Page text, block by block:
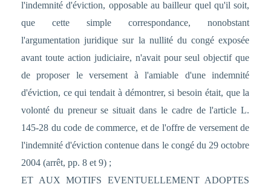
l'indemnité d'éviction, opposable au bailleur quel qu'il soit,
que cette simple correspondance, nonobstant
l'argumentation juridique sur la nullité du congé exposée
avant toute action judiciaire, n'avait pour seul objectif que
de proposer le versement à l'amiable d'une indemnité
d'éviction, ce qui tendait à démontrer, si besoin était, que la
volonté du preneur se situait dans le cadre de l'article L.
145-28 du code de commerce, et de l'offre de versement de
l'indemnité d'éviction contenue dans le congé du 29 octobre
2004 (arrêt, pp. 8 et 9) ;
ET AUX MOTIFS EVENTUELLEMENT ADOPTES